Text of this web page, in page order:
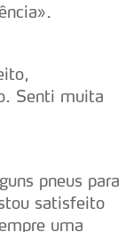
Senti muita
pneus para
satisfeito
uma